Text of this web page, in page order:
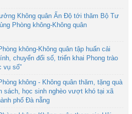
Không quân Ấn Độ tới thăm Bộ Tư
Phòng không-Không quân
không-Không quân tập huấn cải
chuyển đổi số, triển khai Phong trào
vụ số”
không - Không quân thăm, tặng quà
sách, học sinh nghèo vượt khó tại xã
phố Đà nẵng